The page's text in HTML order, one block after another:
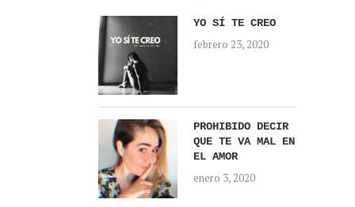
YO SÍ TE CREO
febrero 23, 2020
PROHIBIDO DECIR
QUE TE VA MAL EN
EL AMOR
enero 3, 2020